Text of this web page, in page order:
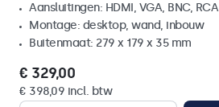
Aansluitingen: HDMI, VGA, BNC, RCA
Montage: desktop, wand, inbouw
Buitenmaat: 279 x 179 x 35 mm
€ 329,00
€ 398,09 incl. btw